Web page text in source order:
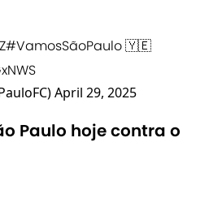
#VamosSãoPaulo🇾🇪
April 29, 2025
Paulo hoje contra o